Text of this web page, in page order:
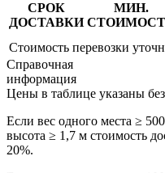
СРОК
ДОСТАВКИ
МИН.
Стоимость перевозки
Справочная
информация
Цены в таблице указаны
Если вес одного места ≥
высота ≥ 1,7 м стоимость
20%.